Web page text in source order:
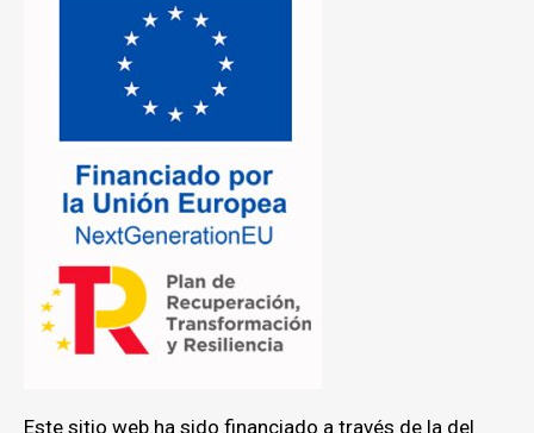
Este sitio web ha sido financiado a través de la del